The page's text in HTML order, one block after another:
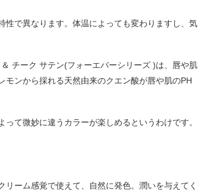
性で異なります。体温によっても変わりますし、気
チーク サテン(フォーエバーシリーズ )は、唇や肌
モンから採れる天然由来のクエン酸が唇や肌のPH
て微妙に違うカラーが楽しめるというわけです。
ーム感覚で使えて、自然に発色。潤いを与えてく